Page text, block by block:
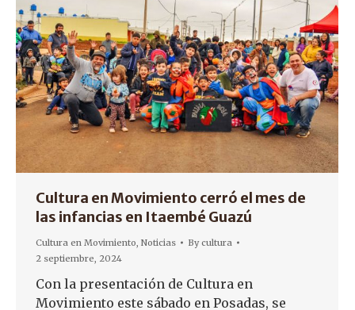
Cultura en Movimiento cerró el mes de
las infancias en Itaembé Guazú
Cultura en Movimiento, Noticias Bycultura
2 septiembre, 2024
Con la presentación de Cultura en
Movimiento este sábado en Posadas, se